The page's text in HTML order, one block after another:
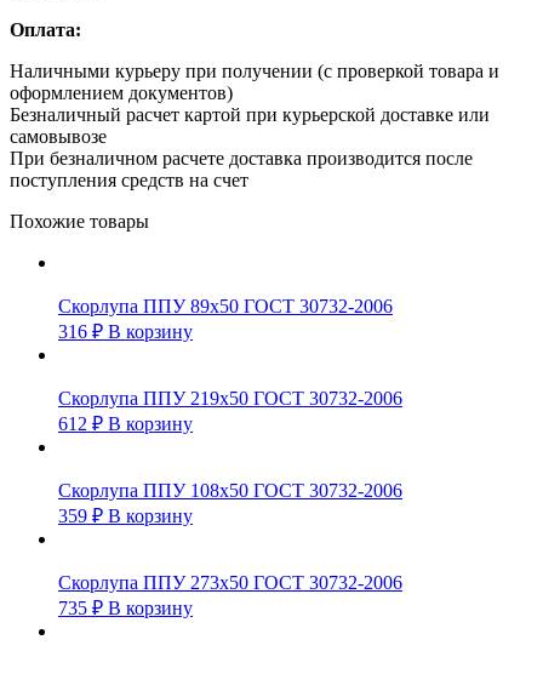
Оплата:
Наличными курьеру при получении (с проверкой товара и
оформлением документов)
Безналичный расчет картой при курьерской доставке или
самовывозе
При безналичном расчете доставка производится после
поступления средств на счет
Похожие товары
Скорлупа ППУ 89х50 ГОСТ 30732-2006
316 ₽ В корзину
Скорлупа ППУ 219х50 ГОСТ 30732-2006
612 ₽ В корзину
Скорлупа ППУ 108х50 ГОСТ 30732-2006
359 ₽ В корзину
Скорлупа ППУ 273х50 ГОСТ 30732-2006
735 ₽ В корзину